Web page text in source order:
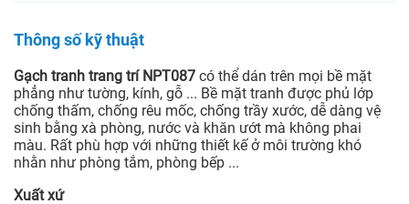
Thông số kỹ thuật
Gạch tranh trang trí NPT087 có thể dán trên mọi bề mặt
phẳng như tường, kính, gỗ ... Bề mặt tranh được phủ lớp
chống thấm, chống rêu mốc, chống trầy xước, dễ dàng vệ
sinh bằng xà phòng, nước và khăn ướt mà không phai
màu. Rất phù hợp với những thiết kế ở môi trường khó
nhằn như phòng tắm, phòng bếp ...
Xuất xứ